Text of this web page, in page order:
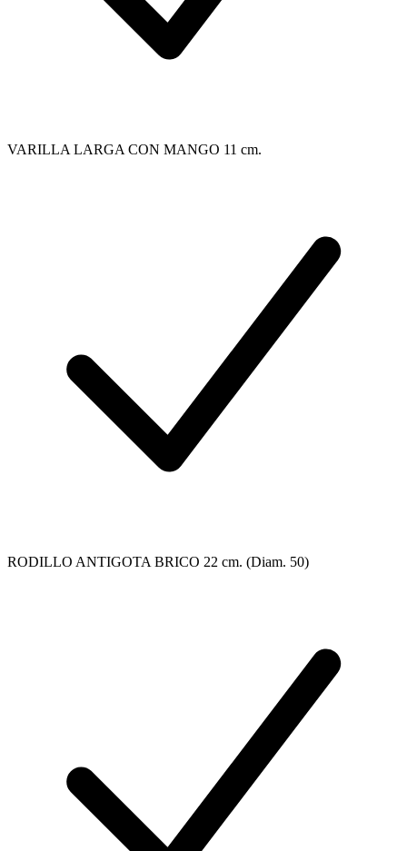
VARILLA LARGA CON MANGO 11 cm.
RODILLO ANTIGOTA BRICO 22 cm. (Diam. 50)